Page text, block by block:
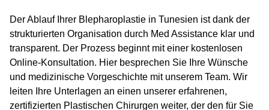
Der Ablauf Ihrer Blepharoplastie in Tunesien ist dank der
strukturierten Organisation durch Med Assistance klar und
transparent. Der Prozess beginnt mit einer kostenlosen
Online-Konsultation. Hier besprechen Sie Ihre Wünsche
und medizinische Vorgeschichte mit unserem Team. Wir
leiten Ihre Unterlagen an einen unserer erfahrenen,
zertifizierten Plastischen Chirurgen weiter, der den für Sie